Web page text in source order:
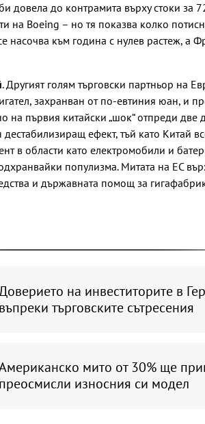
довела до контрамита върху стоки за
на Boeing – но тя показва колко
насочва към година с нулев растеж, а
. Другият голям търговски партньор на
захранван от по-евтиния юан, и
първия китайски „шок“ отпреди две
ефект, тъй като Китай
в области като електромобили и
популизма. Митата на ЕС
и държавната помощ за
на инвеститорите в
въпреки търговските сътресения
мито от 30% ще
преосмисли износния си модел